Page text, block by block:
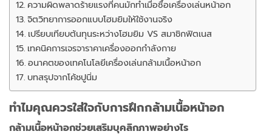
ความผิดพลาดร้ายแรงที่คนมักทำเมื่อซื้อเครื่องเล่นหน้าอก
จิตวิทยาการออกแบบโฮมยิมให้ใช้งานจริง
เปรียบเทียบต้นทุนระหว่างโฮมยิม VS สมาชิกฟิตเนส
เทคนิคการเจรจาราคาเครื่องออกกำลังกาย
อนาคตของเทคโนโลยีเครื่องเล่นกล้ามเนื้อหน้าอก
บทสรุปจากโค้ชปูนิ่ม
ทำไมคุณควรใส่ใจกับการฝึกกล้ามเนื้อหน้าอก
กล้ามเนื้อหน้าอกช่วยเสริมบุคลิกภาพอย่างไร